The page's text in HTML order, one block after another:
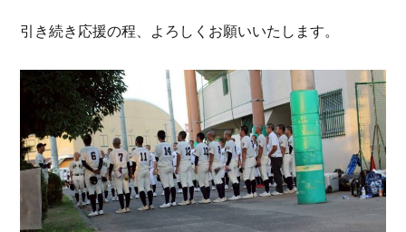
引き続き応援の程、よろしくお願いいたします。